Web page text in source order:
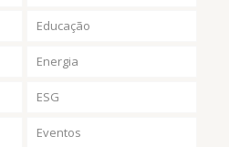
Educação
Energia
ESG
Eventos